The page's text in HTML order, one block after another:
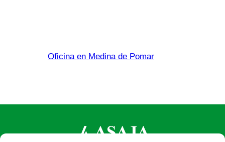
Oficina en Medina de Pomar